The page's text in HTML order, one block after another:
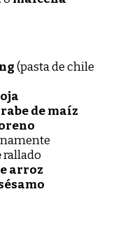
(pasta de chile
de maíz
rallado
arroz